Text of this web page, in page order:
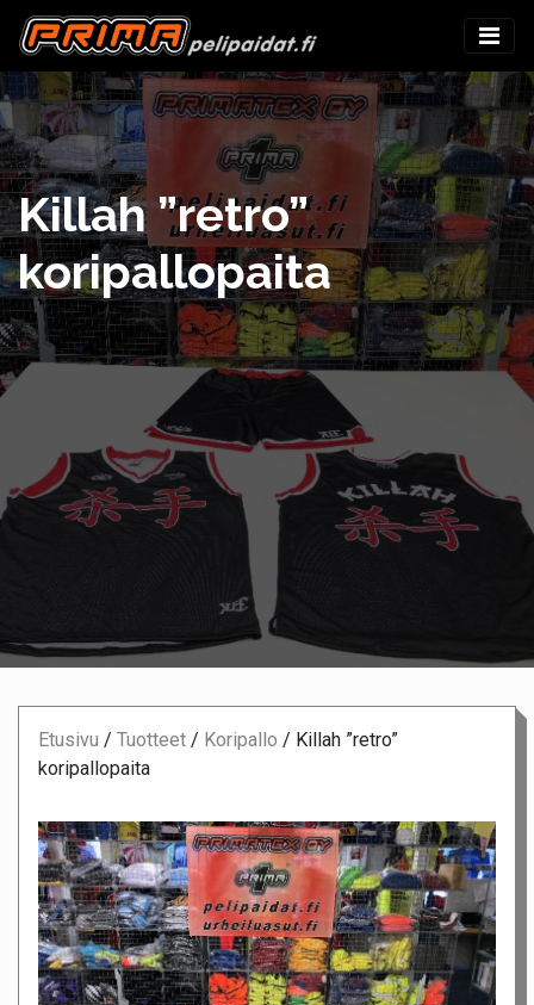
Killah ”retro”
koripallopaita
Etusivu / Tuotteet / Koripallo / Killah ”retro”
koripallopaita